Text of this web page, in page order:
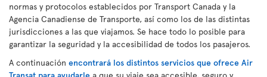
normas y protocolos establecidos por Transport Canada y la
Agencia Canadiense de Transporte, así como los de las distintas
jurisdicciones a las que viajamos. Se hace todo lo posible para
garantizar la seguridad y la accesibilidad de todos los pasajeros.
A continuación encontrará los distintos servicios que ofrece Air